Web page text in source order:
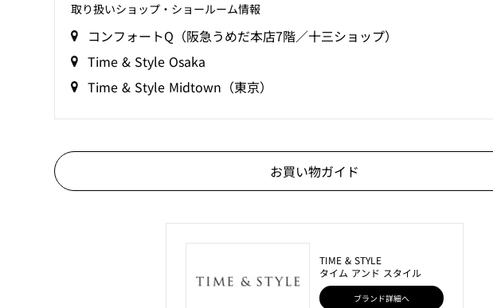
取り扱いショップ‧ショールーム情報
コンフォートQ（阪急うめだ本店7階／十三ショップ）
Time & Style Osaka
Time & Style Midtown（東京）
お買い物ガイド
TIME & STYLE
タイム アンド スタイル
ブランド詳細へ